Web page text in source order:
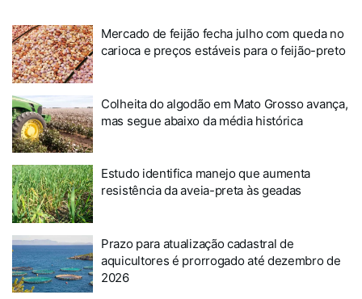
Mercado de feijão fecha julho com queda no
carioca e preços estáveis para o feijão-preto
Colheita do algodão em Mato Grosso avança,
mas segue abaixo da média histórica
Estudo identifica manejo que aumenta
resistência da aveia-preta às geadas
Prazo para atualização cadastral de
aquicultores é prorrogado até dezembro de
2026